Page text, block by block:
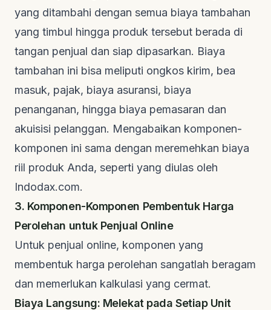
yang ditambahi dengan semua biaya tambahan
yang timbul hingga produk tersebut berada di
tangan penjual dan siap dipasarkan. Biaya
tambahan ini bisa meliputi ongkos kirim, bea
masuk, pajak, biaya asuransi, biaya
penanganan, hingga biaya pemasaran dan
akuisisi pelanggan. Mengabaikan komponen-
komponen ini sama dengan meremehkan biaya
riil produk Anda, seperti yang diulas oleh
Indodax.com.
3. Komponen-Komponen Pembentuk Harga
Perolehan untuk Penjual Online
Untuk penjual online, komponen yang
membentuk harga perolehan sangatlah beragam
dan memerlukan kalkulasi yang cermat.
Biaya Langsung: Melekat pada Setiap Unit